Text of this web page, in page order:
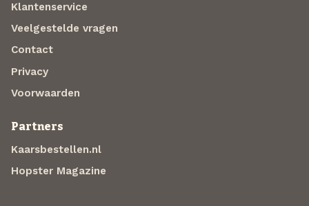
Klantenservice
Veelgestelde vragen
Contact
Privacy
Voorwaarden
Partners
Kaarsbestellen.nl
Hopster Magazine